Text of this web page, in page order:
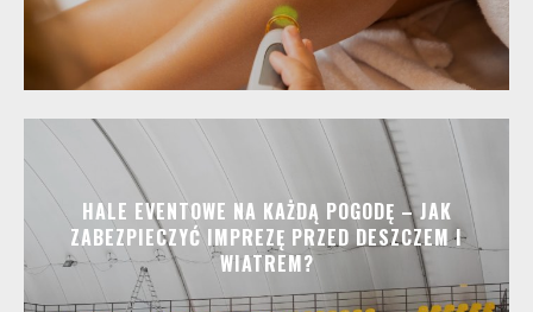
HALE EVENTOWE NA KAŻDĄ POGODĘ – JAK
ZABEZPIECZYĆ IMPREZĘ PRZED DESZCZEM I
WIATREM?